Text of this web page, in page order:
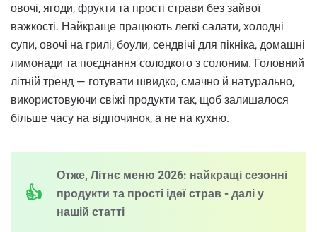
овочі, ягоди, фрукти та прості страви без зайвої
важкості. Найкраще працюють легкі салати, холодні
супи, овочі на грилі, боули, сендвічі для пікніка, домашні
лимонади та поєднання солодкого з солоним. Головний
літній тренд — готувати швидко, смачно й натурально,
використовуючи свіжі продукти так, щоб залишалося
більше часу на відпочинок, а не на кухню.
Отже, Літнє меню 2026: найкращі сезонні
продукти та прості ідеї страв - далі у
нашій статті